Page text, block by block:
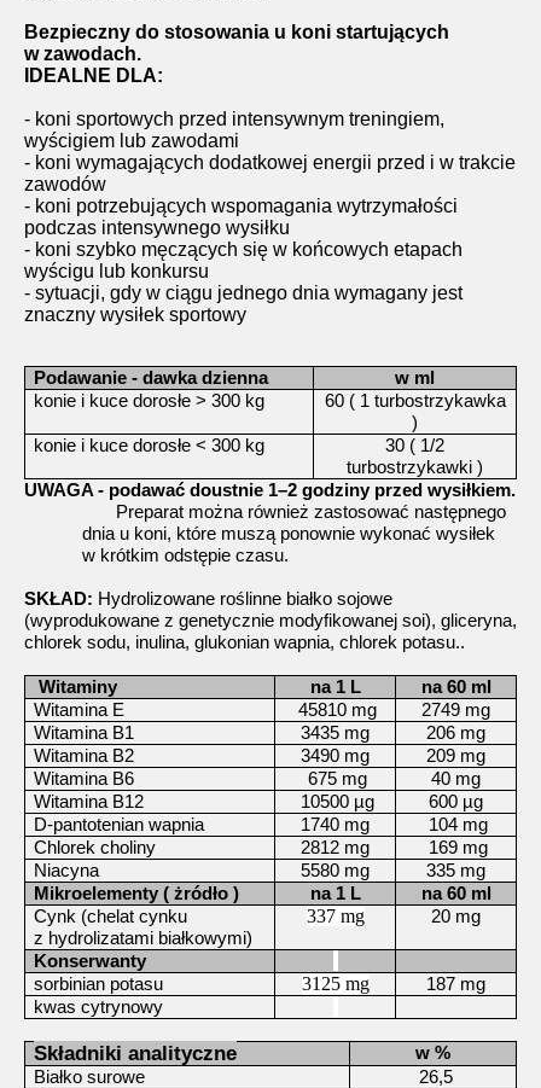
Bezpieczny do stosowania u koni startujących
w zawodach.
IDEALNE DLA:
- koni sportowych przed intensywnym treningiem,
wyścigiem lub zawodami
- koni wymagających dodatkowej energii przed i w trakcie
zawodów
- koni potrzebujących wspomagania wytrzymałości
podczas intensywnego wysiłku
- koni szybko męczących się w końcowych etapach
wyścigu lub konkursu
- sytuacji, gdy w ciągu jednego dnia wymagany jest
znaczny wysiłek sportowy
Podawanie - dawka dzienna
w ml
konie i kuce dorosłe > 300 kg
60 ( 1 turbostrzykawka
)
konie i kuce dorosłe < 300 kg
30 ( 1/2
turbostrzykawki )
UWAGA - podawać doustnie 1–2 godziny przed wysiłkiem.
Preparat można również zastosować następnego
dnia u koni, które muszą ponownie wykonać wysiłek
w krótkim odstępie czasu.
SKŁAD: Hydrolizowane roślinne białko sojowe
(wyprodukowane z genetycznie modyfikowanej soi), gliceryna,
chlorek sodu, inulina, glukonian wapnia, chlorek potasu..
Witaminy na 1 L
na 60 ml
Witamina E
45810 mg
2749 mg
Witamina B1
3435 mg
206 mg
Witamina B2
3490 mg
209 mg
Witamina B6
675 mg
40 mg
Witamina B12
10500 µg
600 µg
D-pantotenian wapnia
1740 mg
104 mg
Chlorek choliny
2812 mg
169 mg
Niacyna
5580 mg
335 mg
Mikroelementy ( żródło )
na 1 L
na 60 ml
Cynk (chelat cynku
z hydrolizatami białkowymi)
337 mg 20 mg
Konserwanty
sorbinian potasu
3125 mg
187 mg
kwas cytrynowy
Składniki analityczne
w %
Białko surowe
26,5